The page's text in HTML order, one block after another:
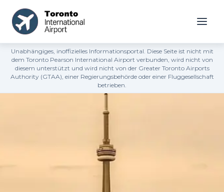
Unabhängiges, inoffizielles Informationsportal. Diese Seite ist nicht mit
dem Toronto Pearson International Airport verbunden, wird nicht von
diesem unterstützt und wird nicht von der Greater Toronto Airports
Authority (GTAA), einer Regierungsbehörde oder einer Fluggesellschaft
betrieben.